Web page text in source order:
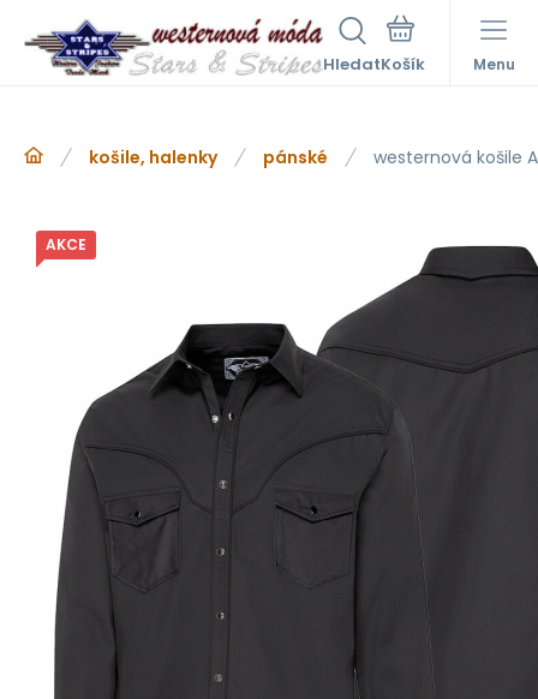
Hledat Menu
košile, halenky pánské westernová košile
AKCE